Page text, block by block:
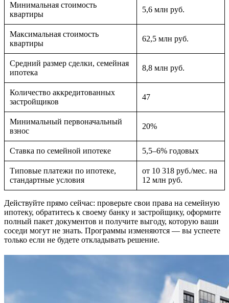
Минимальная стоимость
квартиры
5,6 млн руб.
Максимальная стоимость
квартиры
62,5 млн руб.
Средний размер сделки, семейная
ипотека
8,8 млн руб.
Количество аккредитованных
застройщиков
47
Минимальный первоначальный
взнос
20%
Ставка по семейной ипотеке 5,5–6% годовых
Типовые платежи по ипотеке,
стандартные условия
от 10 318 руб./мес. на
12 млн руб.
Действуйте прямо сейчас: проверьте свои права на семейную
ипотеку, обратитесь к своему банку и застройщику, оформите
полный пакет документов и получите выгоду, которую ваши
соседи могут не знать. Программы изменяются — вы успеете
только если не будете откладывать решение.